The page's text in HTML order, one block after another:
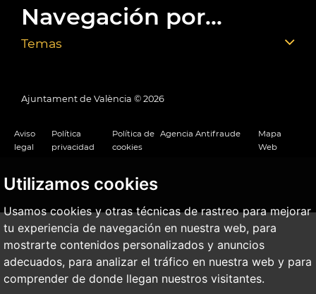
Utilizamos cookies
Usamos cookies y otras técnicas de rastreo para mejorar
tu experiencia de navegación en nuestra web, para
mostrarte contenidos personalizados y anuncios
adecuados, para analizar el tráfico en nuestra web y para
comprender de donde llegan nuestros visitantes.
Navegación por...
Temas
Ajuntament de València © 2026
Aviso
legal
Política
privacidad
Política de
cookies
Agencia Antifraude
Mapa
Web